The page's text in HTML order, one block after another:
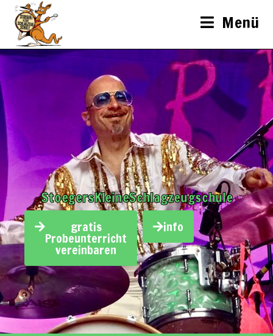
Menü
StoegersKleineSchlagzeugschule
gratis
Probeunterricht
vereinbaren
info